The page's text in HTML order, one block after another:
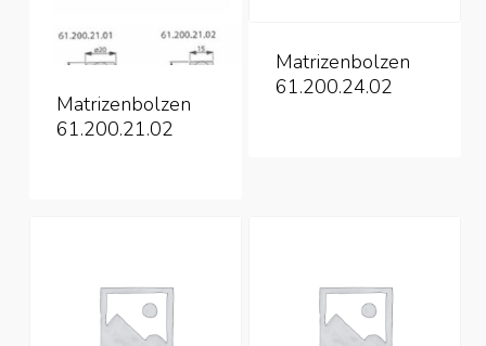
Matrizenbolzen
61.200.21.02
Matrizenbolzen
61.200.24.02